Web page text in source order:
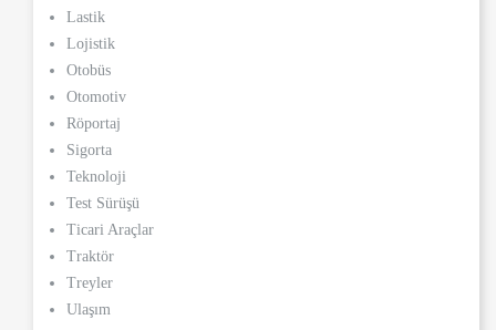
Lastik
Lojistik
Otobüs
Otomotiv
Röportaj
Sigorta
Teknoloji
Test Sürüşü
Ticari Araçlar
Traktör
Treyler
Ulaşım